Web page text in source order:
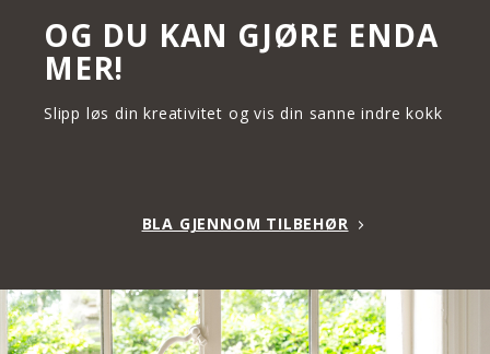
OG DU KAN GJØRE ENDA
MER!
Slipp løs din kreativitet og vis din sanne indre kokk
BLA GJENNOM TILBEHØR